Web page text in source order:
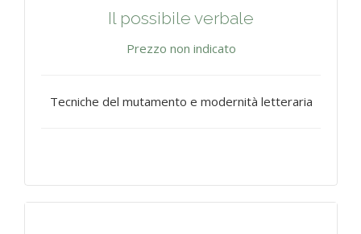
Il possibile verbale
Prezzo non indicato
Tecniche del mutamento e modernità letteraria